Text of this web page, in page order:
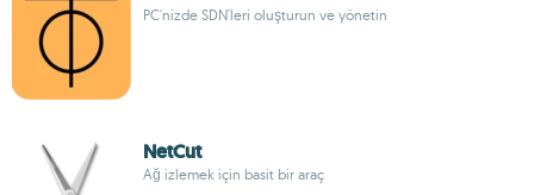
PC'nizde SDN'leri oluşturun ve yönetin
NetCut
Ağ izlemek için basit bir araç